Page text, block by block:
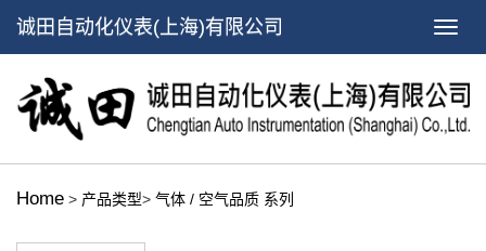
诚田自动化仪表(上海)有限公司
Home > 产品类型> 气体 / 空气品质 系列